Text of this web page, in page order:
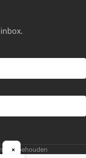
voorbehouden
×